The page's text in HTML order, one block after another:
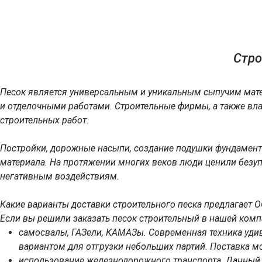
Песок является универсальным и уникальным сыпучим
и отделочными работами. Строительные фирмы, а также
строительных работ.
Постройки, дорожные насыпи, создание подушки
материала. На протяжении многих веков люди ценили
негативным воздействиям.
Какие варианты доставки строительного песка предлагает
Если вы решили заказать песок строительный в нашей
самосвалы, ГАЗели, КАМАЗы. Современная техника
вариантом для отгрузки небольших партий. Поставка